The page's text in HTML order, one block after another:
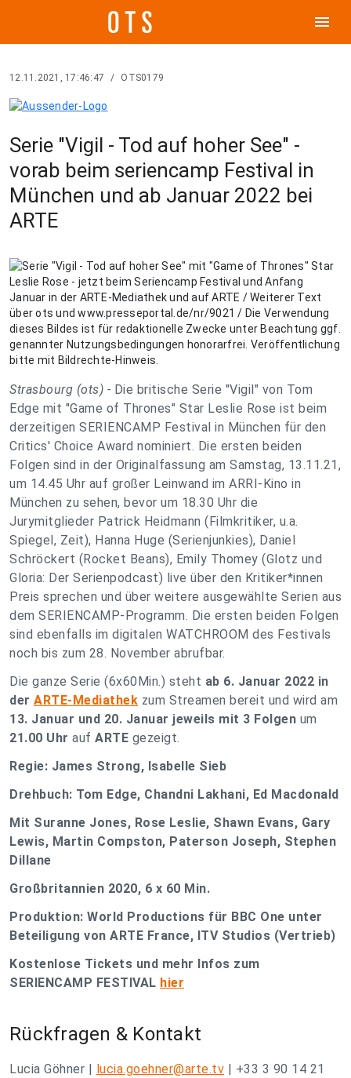
menu
12.11.2021, 17:46:47 / OTS0179
Serie "Vigil - Tod auf hoher See" -
vorab beim seriencamp Festival in
München und ab Januar 2022 bei
ARTE
Strasbourg (ots) - Die britische Serie "Vigil" von Tom
Edge mit "Game of Thrones" Star Leslie Rose ist beim
derzeitigen SERIENCAMP Festival in München für den
Critics' Choice Award nominiert. Die ersten beiden
Folgen sind in der Originalfassung am Samstag, 13.11.21,
um 14.45 Uhr auf großer Leinwand im ARRI-Kino in
München zu sehen, bevor um 18.30 Uhr die
Jurymitglieder Patrick Heidmann (Filmkritiker, u.a.
Spiegel, Zeit), Hanna Huge (Serienjunkies), Daniel
Schröckert (Rocket Beans), Emily Thomey (Glotz und
Gloria: Der Serienpodcast) live über den Kritiker*innen
Preis sprechen und über weitere ausgewählte Serien aus
dem SERIENCAMP-Programm. Die ersten beiden Folgen
sind ebenfalls im digitalen WATCHROOM des Festivals
noch bis zum 28. November abrufbar.
Die ganze Serie (6x60Min.) steht ab 6. Januar 2022 in
der ARTE-Mediathek zum Streamen bereit und wird am
13. Januar und 20. Januar jeweils mit 3 Folgen um
21.00 Uhr auf ARTE gezeigt.
Regie: James Strong, Isabelle Sieb
Drehbuch: Tom Edge, Chandni Lakhani, Ed Macdonald
Mit Suranne Jones, Rose Leslie, Shawn Evans, Gary
Lewis, Martin Compston, Paterson Joseph, Stephen
Dillane
Großbritannien 2020, 6 x 60 Min.
Produktion: World Productions für BBC One unter
Beteiligung von ARTE France, ITV Studios (Vertrieb)
Kostenlose Tickets und mehr Infos zum
SERIENCAMP FESTIVAL hier
Rückfragen & Kontakt
Lucia Göhner | lucia.goehner@arte.tv | +33 3 90 14 21